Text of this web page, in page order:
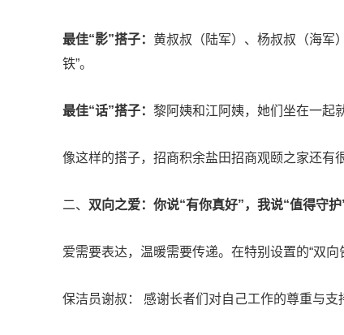
最佳“影”搭子： 黄叔叔（陆军）、杨叔叔（海军
铁”。
最佳“话”搭子： 黎阿姨和江阿姨，她们坐在一起
像这样的搭子，招商积余盐田招商观颐之家还有
二、 双向之爱：你说“有你真好”，我说“值得守护
爱需要表达，温暖需要传递。在特别设置的“双向
保洁员谢叔： 感谢长者们对自己工作的尊重与支